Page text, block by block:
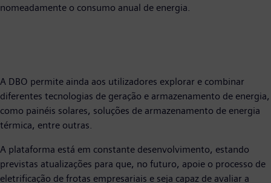
nomeadamente o consumo anual de energia.
A DBO permite ainda aos utilizadores explorar e combinar
diferentes tecnologias de geração e armazenamento de energia,
como painéis solares, soluções de armazenamento de energia
térmica, entre outras.
A plataforma está em constante desenvolvimento, estando
previstas atualizações para que, no futuro, apoie o processo de
eletrificação de frotas empresariais e seja capaz de avaliar a